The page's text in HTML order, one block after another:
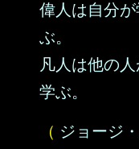
偉人は自分
ぶ。
凡人は他の
学ぶ。
（ ジョージ